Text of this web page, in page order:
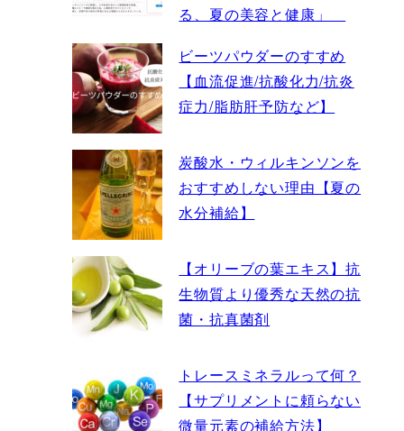
る、夏の美容と健康」
ビーツパウダーのすすめ
【血流促進/抗酸化力/抗炎
症力/脂肪肝予防など】
炭酸水・ウィルキンソンを
おすすめしない理由【夏の
水分補給】
【オリーブの葉エキス】抗
生物質より優秀な天然の抗
菌・抗真菌剤
トレースミネラルって何？
【サプリメントに頼らない
微量元素の補給方法】